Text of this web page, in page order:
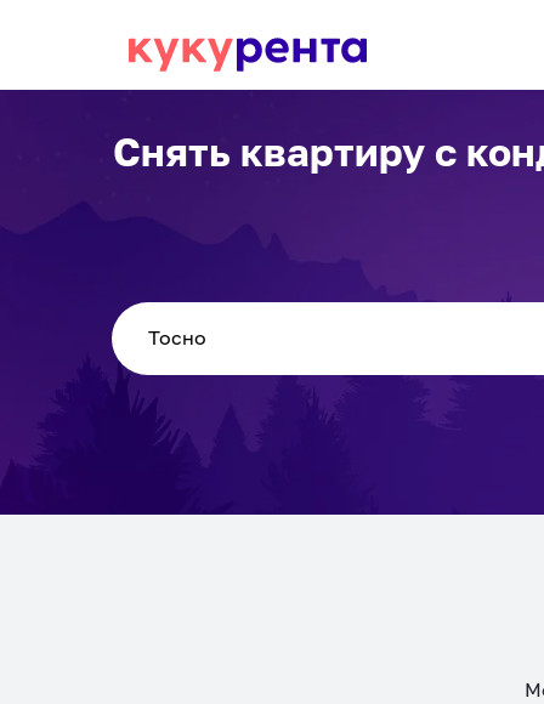
Снять квартиру с